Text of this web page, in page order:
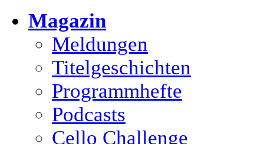
Magazin
Meldungen
Titelgeschichten
Programmhefte
Podcasts
Cello Challenge